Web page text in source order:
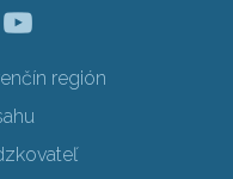
región